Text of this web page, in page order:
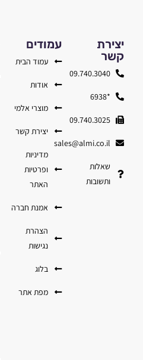
עמודים
עמוד הבית
אודות
מוצרי אלמי
יצירת קשר
מדיניות
ופרטיות
האתר
אמנת חברה
הצהרת
נגישות
בלוג
מפת אתר
יצירת
קשר
09.740.3040
*6938
09.740.3025
sales@almi.co.il
שאלות
ותשובות